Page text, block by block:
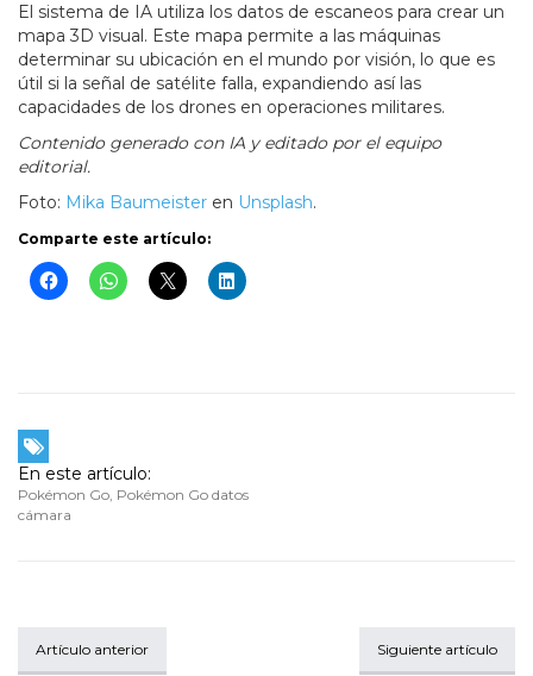
El sistema de IA utiliza los datos de escaneos para crear un
mapa 3D visual. Este mapa permite a las máquinas
determinar su ubicación en el mundo por visión, lo que es
útil si la señal de satélite falla, expandiendo así las
capacidades de los drones en operaciones militares.
Contenido generado con IA y editado por el equipo
editorial.
Foto: Mika Baumeister en Unsplash.
Comparte este artículo:
En este artículo:
Pokémon Go, Pokémon Go datos
cámara
Artículo anterior Siguiente artículo